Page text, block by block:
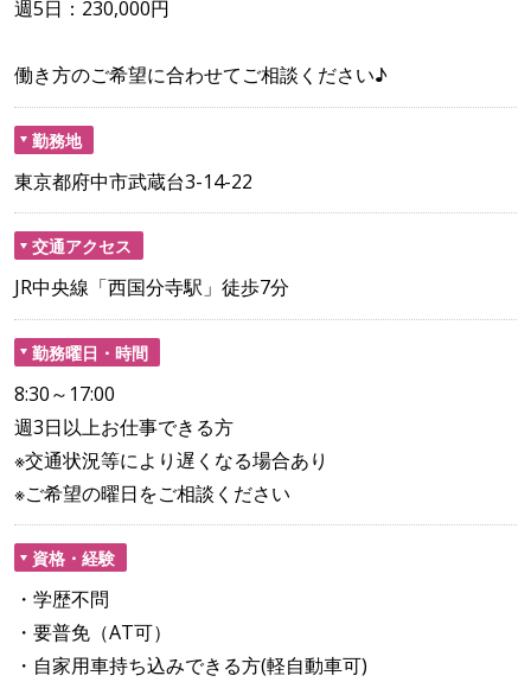
週5日：230,000円
働き方のご希望に合わせてご相談ください♪
勤務地
東京都府中市武蔵台3-14-22
交通アクセス
JR中央線「西国分寺駅」徒歩7分
勤務曜日・時間
8:30～17:00
週3日以上お仕事できる方
※交通状況等により遅くなる場合あり
※ご希望の曜日をご相談ください
資格・経験
・学歴不問
・要普免（AT可）
・自家用車持ち込みできる方(軽自動車可)